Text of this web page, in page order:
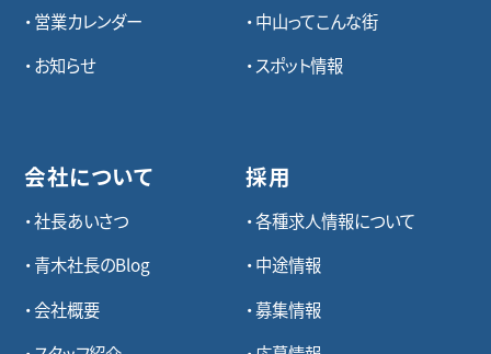
営業カレンダー
お知らせ
会社について
社長あいさつ
青木社長のBlog
会社概要
中山ってこんな街
スポット情報
採用
各種求⼈情報について
中途情報
募集情報